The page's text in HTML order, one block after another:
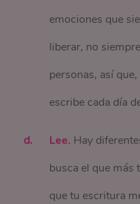
emociones que
liberar, no
personas, así
escribe cada día
Lee. Hay
busca el que más
que tu escritura